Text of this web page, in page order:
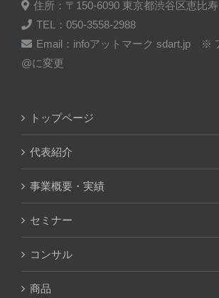
住所：〒150-6090 東京都渋谷区恵比
TEL：050-3558-2988
Email：infoアットマーク sdart.jp ※
@に変更
トップページ
代表紹介
事業概要・実績
セミナー
コンサル
商品